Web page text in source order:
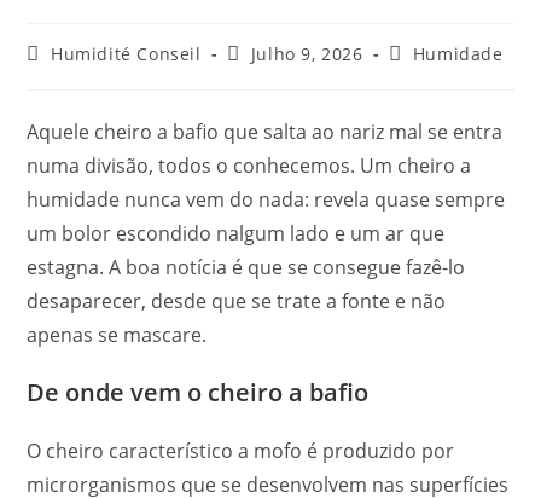
Humidité Conseil Julho 9, 2026 Humidade
Aquele cheiro a bafio que salta ao nariz mal se entra
numa divisão, todos o conhecemos. Um cheiro a
humidade nunca vem do nada: revela quase sempre
um bolor escondido nalgum lado e um ar que
estagna. A boa notícia é que se consegue fazê-lo
desaparecer, desde que se trate a fonte e não
apenas se mascare.
De onde vem o cheiro a bafio
O cheiro característico a mofo é produzido por
microrganismos que se desenvolvem nas superfícies